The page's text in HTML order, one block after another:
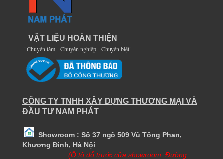
VẬT LIỆU HOÀN THIỆN
"Chuyên tâm - Chuyên nghiệp - Chuyên biệt"
CÔNG TY TNHH XÂY DỰNG THƯƠNG MẠI VÀ
ĐẦU TƯ NAM PHÁT
Showroom : Số 37 ngõ 509 Vũ Tông Phan,
Khương Đình, Hà Nội
(Ô tô đỗ trước cửa showroom, Đường